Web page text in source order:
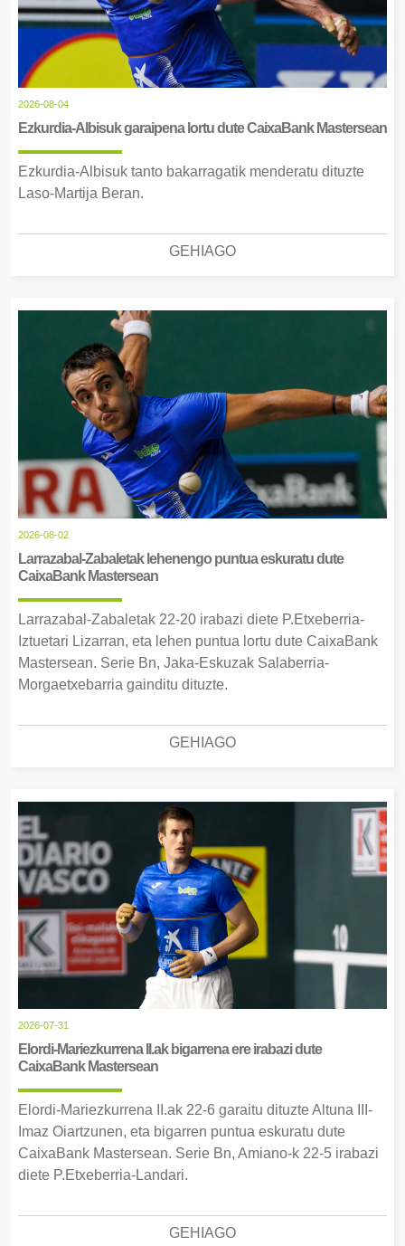
2026-08-04
Ezkurdia-Albisuk garaipena lortu dute CaixaBank Mastersean
Ezkurdia-Albisuk tanto bakarragatik menderatu dituzte
Laso-Martija Beran.
GEHIAGO
2026-08-02
Larrazabal-Zabaletak lehenengo puntua eskuratu dute
CaixaBank Mastersean
Larrazabal-Zabaletak 22-20 irabazi diete P.Etxeberria-
Iztuetari Lizarran, eta lehen puntua lortu dute CaixaBank
Mastersean. Serie Bn, Jaka-Eskuzak Salaberria-
Morgaetxebarria gainditu dituzte.
GEHIAGO
2026-07-31
Elordi-Mariezkurrena II.ak bigarrena ere irabazi dute
CaixaBank Mastersean
Elordi-Mariezkurrena II.ak 22-6 garaitu dituzte Altuna III-
Imaz Oiartzunen, eta bigarren puntua eskuratu dute
CaixaBank Mastersean. Serie Bn, Amiano-k 22-5 irabazi
diete P.Etxeberria-Landari.
GEHIAGO